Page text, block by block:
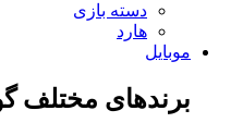
دسته بازی
هارد
موبایل
برندهای مختلف